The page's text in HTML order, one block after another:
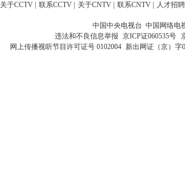
关于CCTV 联系CCTV 关于CNTV 联系CNTV 人才招聘
中国中央电视台 中国网络电
违法和不良信息举报 京ICP证060535号
网上传播视听节目许可证号 0102004 新出网证（京）